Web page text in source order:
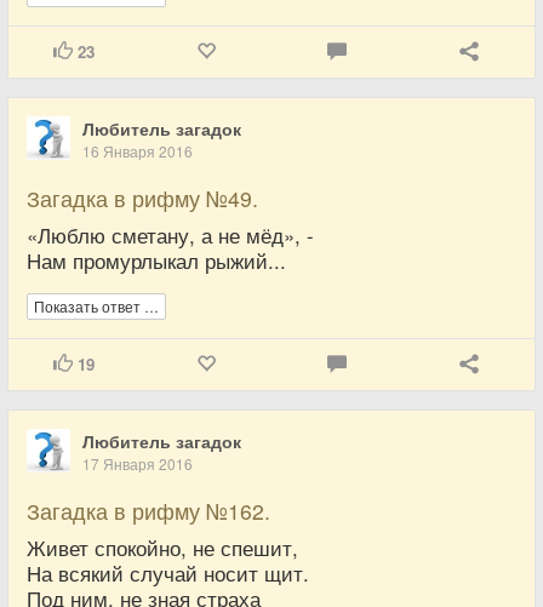
23
Любитель загадок
16 Января 2016
Загадка в рифму №49.
«Люблю сметану, а не мёд», -
Нам промурлыкал рыжий...
Показать ответ …
19
Любитель загадок
17 Января 2016
Загадка в рифму №162.
Живет спокойно, не спешит,
На всякий случай носит щит.
Под ним, не зная страха